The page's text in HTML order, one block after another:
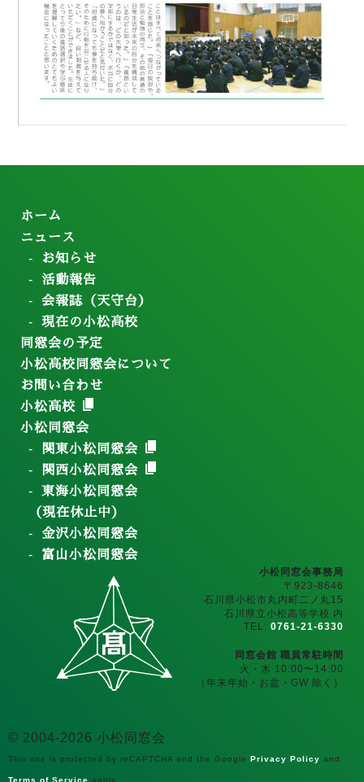
ホーム
ニュース
お知らせ
活動報告
会報誌（天守台）
現在の小松高校
同窓会の予定
小松高校同窓会について
お問い合わせ
小松高校
小松同窓会
関東小松同窓会
関西小松同窓会
東海小松同窓会
（現在休止中）
金沢小松同窓会
富山小松同窓会
小松同窓会事務局
〒923-8646
石川県小松市丸内町二ノ丸15
石川県立小松高等学校 内
TEL: 0761-21-6330
同窓会館 職員常駐時間
火・木 10:00〜14:00
（年末年始・お盆・GW 除く）
© 2004-2026 小松同窓会
This site is protected by reCAPTCHA and the Google Privacy Policy and
Terms of Service apply.